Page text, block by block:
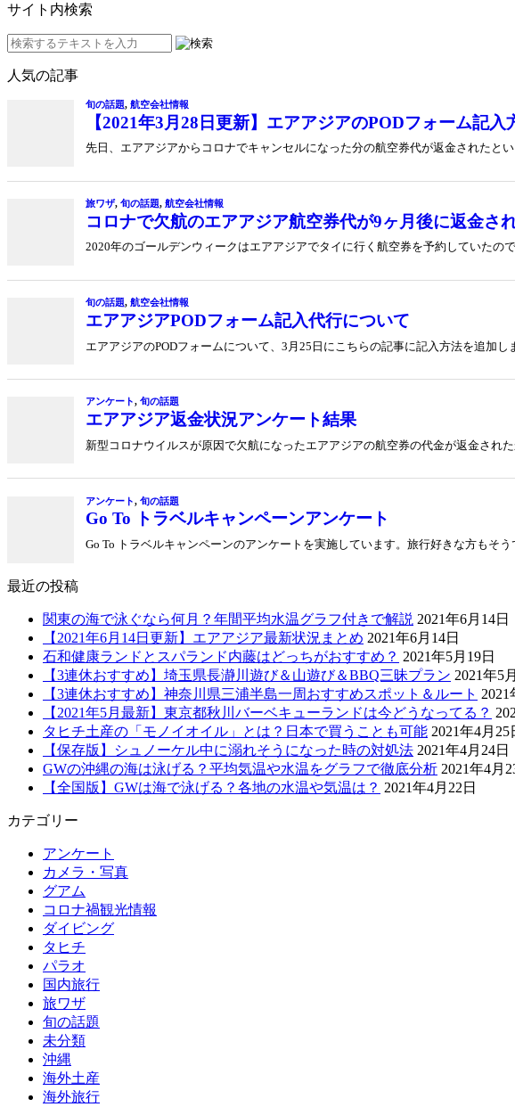
サイト内検索
人気の記事
旬の話題, 航空会社情報
【2021年3月28日更新】エアアジアのPODフォーム記入
先日、エアアジアからコロナでキャンセルになった分の航空券代が返金されたと
旅ワザ, 旬の話題, 航空会社情報
コロナで欠航のエアアジア航空券代が9ヶ月後に返金さ
2020年のゴールデンウィークはエアアジアでタイに行く航空券を予約していた
旬の話題, 航空会社情報
エアアジアPODフォーム記入代行について
エアアジアのPODフォームについて、3月25日にこちらの記事に記入方法を追加
アンケート, 旬の話題
エアアジア返金状況アンケート結果
新型コロナウイルスが原因で欠航になったエアアジアの航空券の代金が返金され
アンケート, 旬の話題
Go To トラベルキャンペーンアンケート
Go To トラベルキャンペーンのアンケートを実施しています。旅行好きな方もそ
最近の投稿
関東の海で泳ぐなら何月？年間平均水温グラフ付きで解説 2021年6月14日
【2021年6月14日更新】エアアジア最新状況まとめ 2021年6月14日
石和健康ランドとスパランド内藤はどっちがおすすめ？ 2021年5月19日
【3連休おすすめ】埼玉県長瀞川遊び＆山遊び＆BBQ三昧プラン 2021年5
【3連休おすすめ】神奈川県三浦半島一周おすすめスポット＆ルート 2021
【2021年5月最新】東京都秋川バーベキューランドは今どうなってる？
タヒチ土産の「モノイオイル」とは？日本で買うことも可能 2021年4月25
【保存版】シュノーケル中に溺れそうになった時の対処法 2021年4月24日
GWの沖縄の海は泳げる？平均気温や水温をグラフで徹底分析 2021年4月
【全国版】GWは海で泳げる？各地の水温や気温は？ 2021年4月22日
カテゴリー
アンケート
カメラ・写真
グアム
コロナ禍観光情報
ダイビング
タヒチ
パラオ
国内旅行
旅ワザ
旬の話題
未分類
沖縄
海外土産
海外旅行